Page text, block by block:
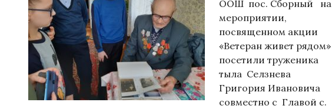
ООШ пос. Сборный на
мероприятии,
посвященном акции
«Ветеран живет рядом»
посетили труженика
тыла Селзнева
Григория Ивановича
совместно с Главой с.